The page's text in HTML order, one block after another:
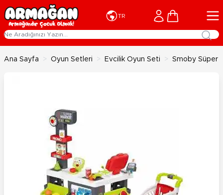
İçeriğe geç
TR Cart
Ana Sayfa > Oyun Setleri > Evcilik Oyun Seti > Smoby Süper